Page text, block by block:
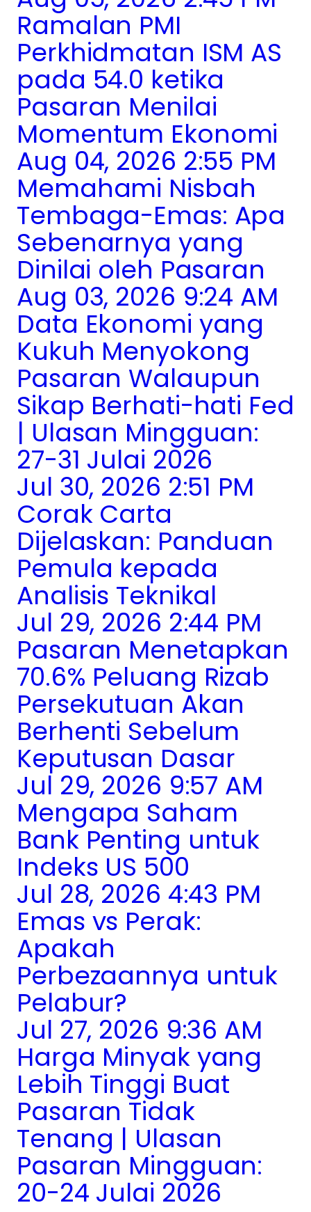
Ramalan PMI
Perkhidmatan ISM AS
pada 54.0 ketika
Pasaran Menilai
Momentum Ekonomi
Aug 04, 2026 2:55 PM
Memahami Nisbah
Tembaga-Emas: Apa
Sebenarnya yang
Dinilai oleh Pasaran
Aug 03, 2026 9:24 AM
Data Ekonomi yang
Kukuh Menyokong
Pasaran Walaupun
Sikap Berhati-hati Fed
| Ulasan Mingguan:
27-31 Julai 2026
Jul 30, 2026 2:51 PM
Corak Carta
Dijelaskan: Panduan
Pemula kepada
Analisis Teknikal
Jul 29, 2026 2:44 PM
Pasaran Menetapkan
70.6% Peluang Rizab
Persekutuan Akan
Berhenti Sebelum
Keputusan Dasar
Jul 29, 2026 9:57 AM
Mengapa Saham
Bank Penting untuk
Indeks US 500
Jul 28, 2026 4:43 PM
Emas vs Perak:
Apakah
Perbezaannya untuk
Pelabur?
Jul 27, 2026 9:36 AM
Harga Minyak yang
Lebih Tinggi Buat
Pasaran Tidak
Tenang | Ulasan
Pasaran Mingguan:
20-24 Julai 2026